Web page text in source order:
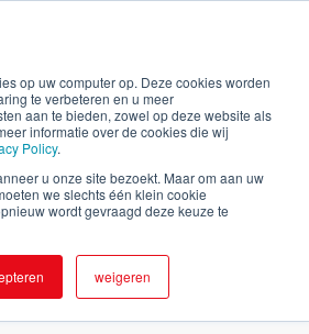
op uw computer op. Deze cookies worden
te verbeteren en u meer
aan te bieden, zowel op deze website als
informatie over de cookies die wij
Policy.
u onze site bezoekt. Maar om aan uw
we slechts één klein cookie
wordt gevraagd deze keuze te
weigeren
& Kids Run 2026 -
& Kids Run 2026
De Panne